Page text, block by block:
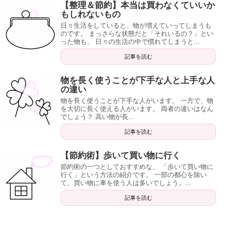
【整理＆節約】本当は買わなくていいか
もしれないもの
日々生活をしていると、物が増えていってしまうも
のです。 まっさらな状態だと「それいるの？」とい
った物も、 日々の生活の中で慣れてしまうと...
記事を読む
物を長く使うことが下手な人と上手な人
の違い
物を長く使うことが下手な人がいます。 一方で、物
を大切に長く使える人がいます。 両者の違いはなん
でしょう？ 高い物が長...
記事を読む
【節約術】歩いて買い物に行く
節約術の一つとしておすすめな、 「歩いて買い物に
行く」という方法の紹介です。 一部の都心を除い
て、買い物に車を使う人は多いでしょう。...
記事を読む